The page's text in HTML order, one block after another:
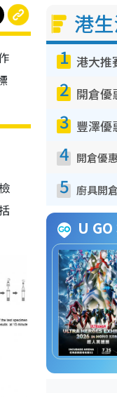
港
1
2
3
4
5
U